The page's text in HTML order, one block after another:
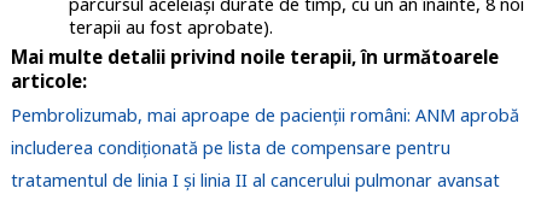
parcursul aceleiași durate de timp, cu un an înainte, 8 noi
terapii au fost aprobate).
Mai multe detalii privind noile terapii, în următoarele
articole:
Pembrolizumab, mai aproape de pacienții români: ANM aprobă
includerea condiționată pe lista de compensare pentru
tratamentul de linia I și linia II al cancerului pulmonar avansat